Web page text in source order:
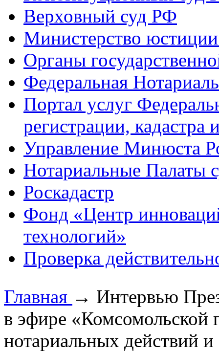
Верховный суд РФ
Министерство
Органы
Федеральная
Портал услуг
регистрации, кадастра
Управление Минюста
Нотариальные Палаты
Роскадастр
Фонд «Центр
технологий»
Проверка
Главная → Интервью
в эфире «Комсомольской
нотариальных действий и